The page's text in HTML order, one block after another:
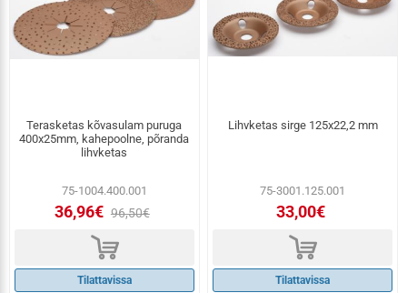
Terasketas kõvasulam puruga
400x25mm, kahepoolne, põranda
lihvketas
75-1004.400.001
36,96€ 96,50€
d
Tilattavissa
Lihvketas sirge 125x22,2 mm
75-3001.125.001
33,00€
d
Tilattavissa